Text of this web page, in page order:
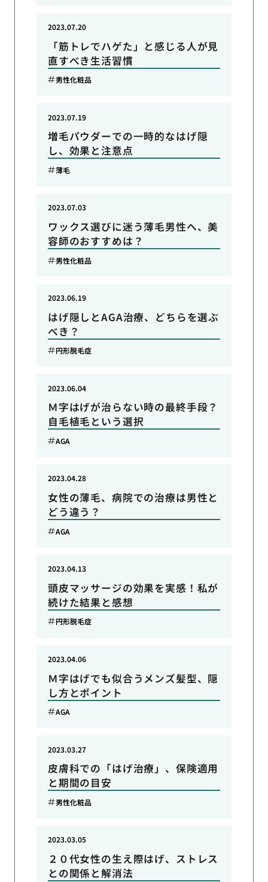
「筋トレでハゲた」と感じる人が見
直すべき生活習慣
2023.07.20
男性化粧品
増毛パウダーでの一時的なはげ隠
し、効果と注意点
2023.07.19
薄毛
ワックス選びに迷う薄毛男性へ、美
容師のおすすめは？
2023.07.03
男性化粧品
はげ隠しとAGA治療、どちらを選ぶ
べき？
2023.06.19
円形脱毛症
Ｍ字はげが治らない時の最終手段？
自毛植毛という選択
2023.06.04
AGA
女性の薄毛、病院での治療は男性と
どう違う？
2023.04.28
AGA
頭皮マッサージの効果を実感！私が
続けた結果と感想
2023.04.13
円形脱毛症
Ｍ字はげでも似合うメンズ髪型、隠
し方とポイント
2023.04.06
AGA
皮膚科での「はげ治療」、保険適用
と期間の目安
2023.03.27
男性化粧品
２０代女性の生え際はげ、ストレス
との関係と解消法
2023.03.05